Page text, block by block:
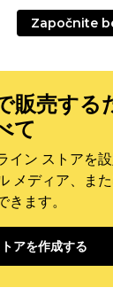
Započnite
販売する
て
イン ストアを
メディア、ま
きます。
アを作成する